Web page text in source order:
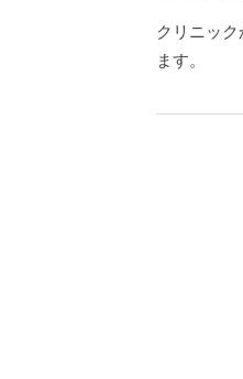
クリニッ
ます。